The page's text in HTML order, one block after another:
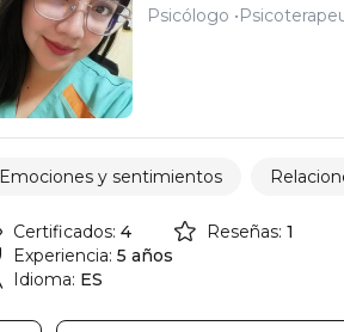
Psicólogo
Emociones y sentimientos
Certificados: 4
Experiencia: 5 años
Idioma: ES
Reseñas: 1